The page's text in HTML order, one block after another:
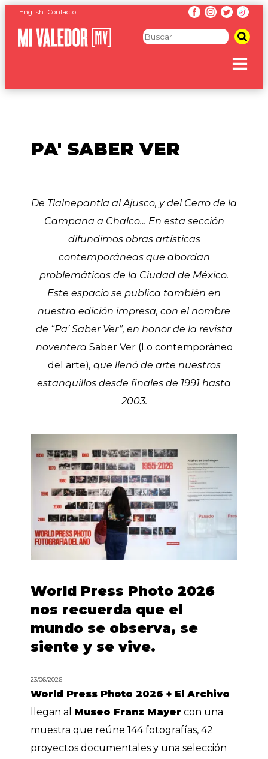
English Contacto
PA' SABER VER
De Tlalnepantla al Ajusco, y del Cerro de la
Campana a Chalco… En esta sección
difundimos obras artísticas
contemporáneas que abordan
problemáticas de la Ciudad de México.
Este espacio se publica también en
nuestra edición impresa, con el nombre
de “Pa’ Saber Ver”, en honor de la revista
noventera Saber Ver (Lo contemporáneo
del arte), que llenó de arte nuestros
estanquillos desde finales de 1991 hasta
2003.
World Press Photo 2026
nos recuerda que el
mundo se observa, se
siente y se vive.
23/06/2026
World Press Photo 2026 + El Archivo
llegan al Museo Franz Mayer con una
muestra que reúne 144 fotografías, 42
proyectos documentales y una selección